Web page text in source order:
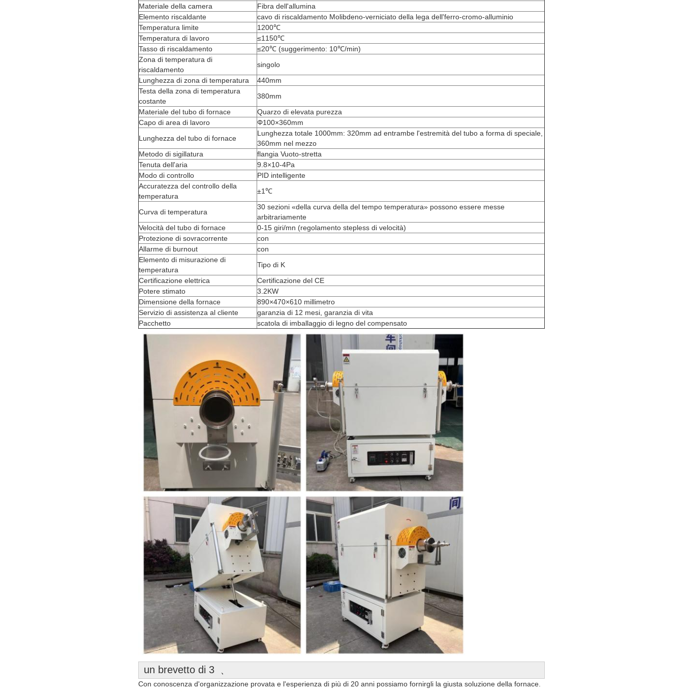
Materiale della camera
Fibra dell'allumina
Elemento riscaldante
cavo di riscaldamento Molibdeno-verniciato della lega dell'ferro-cromo-alluminio
Temperatura limite
1200℃
Temperatura di lavoro
≤1150℃
Tasso di riscaldamento
≤20℃ (suggerimento: 10℃/min)
Zona di temperatura di
riscaldamento
singolo
Lunghezza di zona di temperatura
440mm
Testa della zona di temperatura
costante
380mm
Materiale del tubo di fornace
Quarzo di elevata purezza
Capo di area di lavoro
Φ100×360mm
Lunghezza del tubo di fornace
Lunghezza totale 1000mm: 320mm ad entrambe l'estremità del tubo a forma di speciale,
360mm nel mezzo
Metodo di sigillatura
flangia Vuoto-stretta
Tenuta dell'aria
9.8×10-4Pa
Modo di controllo
PID intelligente
Accuratezza del controllo della
temperatura
±1℃
Curva di temperatura
30 sezioni «della curva della del tempo temperatura» possono essere messe
arbitrariamente
Velocità del tubo di fornace
0-15 giri/mn (regolamento stepless di velocità)
Protezione di sovracorrente
con
Allarme di burnout
con
Elemento di misurazione di
temperatura
Tipo di K
Certificazione elettrica
Certificazione del CE
Potere stimato
3.2KW
Dimensione della fornace
890×470×610 millimetro
Servizio di assistenza al cliente
garanzia di 12 mesi, garanzia di vita
Pacchetto
scatola di imballaggio di legno del compensato
un brevetto di 3 ﹑
Con conoscenza d'organizzazione provata e l'esperienza di più di 20 anni possiamo fornirgli la giusta soluzione della fornace.